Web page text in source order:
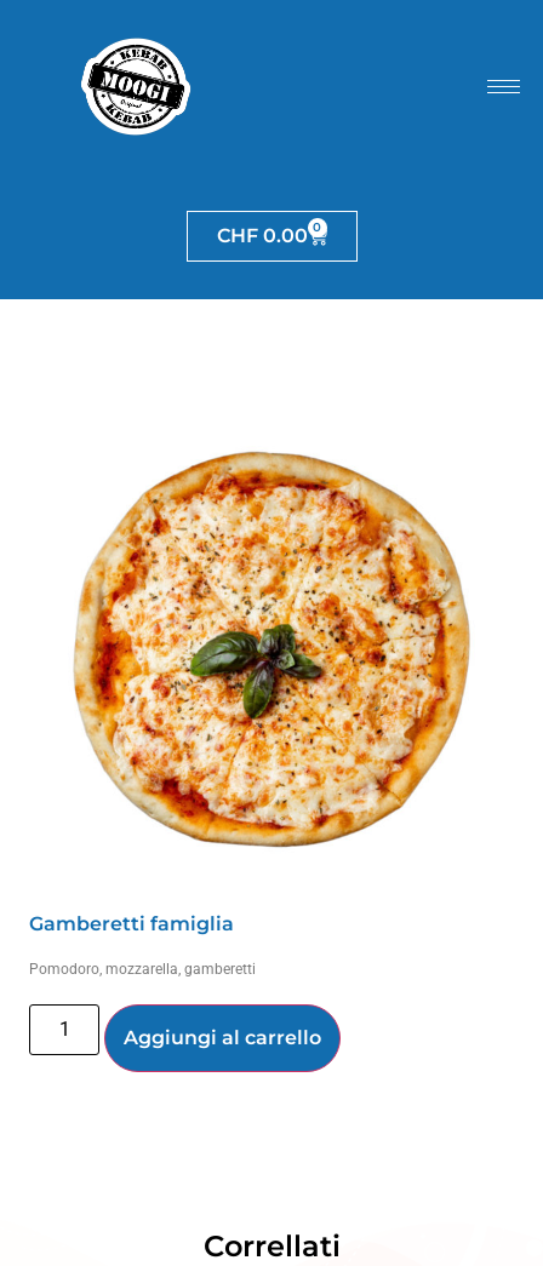
CHF0.00 0
Gamberetti famiglia
Pomodoro, mozzarella, gamberetti
Aggiungi al carrello
Correllati